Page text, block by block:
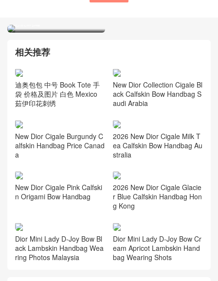
港官方代購多少錢 灰色 小號
迪奧女包 中國官網代購多少
錢 Lady Dior 黑色超迷你手
相关推荐
迪奥包包 中号 Book Tote 手
袋 价格及图片 白色 Mexico
茹伊印花刺绣
New Dior Collection Cigale Bl
ack Calfskin Bow Handbag S
audi Arabia
New Dior Cigale Burgundy C
alfskin Handbag Price Canad
a
2026 New Dior Cigale Milk T
ea Calfskin Bow Handbag Au
stralia